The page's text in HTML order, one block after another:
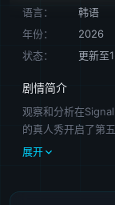
语言：
韩语
年份：
2026
状态：
更新至
剧情简介
观察和分析在
的真人秀开启了第五
展开